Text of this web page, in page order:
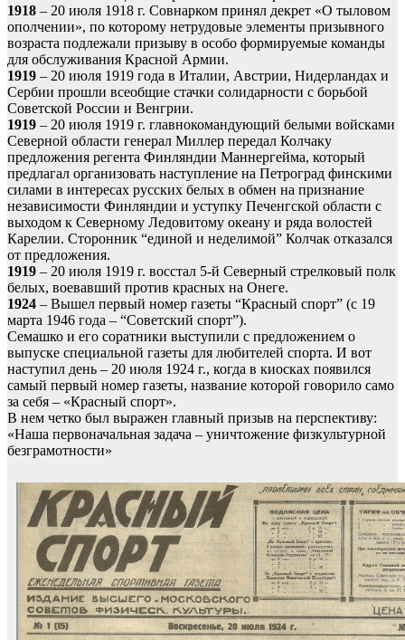
1918 – 20 июля 1918 г. Совнарком принял декрет «О тыловом
ополчении», по которому нетрудовые элементы призывного
возраста подлежали призыву в особо формируемые команды
для обслуживания Красной Армии.
1919 – 20 июля 1919 года в Италии, Австрии, Нидерландах и
Сербии прошли всеобщие стачки солидарности с борьбой
Советской России и Венгрии.
1919 – 20 июля 1919 г. главнокомандующий белыми войсками
Северной области генерал Миллер передал Колчаку
предложения регента Финляндии Маннергейма, который
предлагал организовать наступление на Петроград финскими
силами в интересах русских белых в обмен на признание
независимости Финляндии и уступку Печенгской области с
выходом к Северному Ледовитому океану и ряда волостей
Карелии. Сторонник “единой и неделимой” Колчак отказался
от предложения.
1919 – 20 июля 1919 г. восстал 5-й Северный стрелковый полк
белых, воевавший против красных на Онеге.
1924 – Вышел первый номер газеты “Красный спорт” (с 19
марта 1946 года – “Советский спорт”).
Семашко и его соратники выступили с предложением о
выпуске специальной газеты для любителей спорта. И вот
наступил день – 20 июля 1924 г., когда в киосках появился
самый первый номер газеты, название которой говорило само
за себя – «Красный спорт».
В нем четко был выражен главный призыв на перспективу:
«Наша первоначальная задача – уничтожение физкультурной
безграмотности»